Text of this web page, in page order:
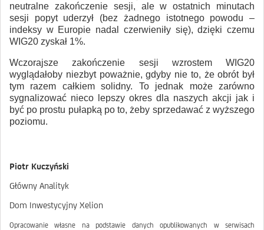
neutralne zakończenie sesji, ale w ostatnich minutach
sesji popyt uderzył (bez żadnego istotnego powodu –
indeksy w Europie nadal czerwieniły się), dzięki czemu
WIG20 zyskał 1%.
Wczorajsze zakończenie sesji wzrostem WIG20
wyglądałoby niezbyt poważnie, gdyby nie to, że obrót był
tym razem całkiem solidny. To jednak może zarówno
sygnalizować nieco lepszy okres dla naszych akcji jak i
być po prostu pułapką po to, żeby sprzedawać z wyższego
poziomu.
Piotr Kuczyński
Główny Analityk
Dom Inwestycyjny Xelion
Opracowanie własne na podstawie danych opublikowanych w serwisach